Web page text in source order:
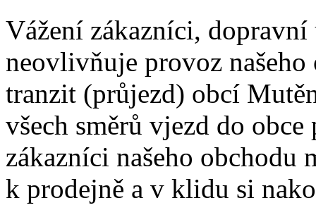
Vážení zákazníci,
neovlivňuje provoz našeho
tranzit (průjezd) obcí
všech směrů vjezd do obce
zákazníci našeho obchodu
k prodejně a v klidu si